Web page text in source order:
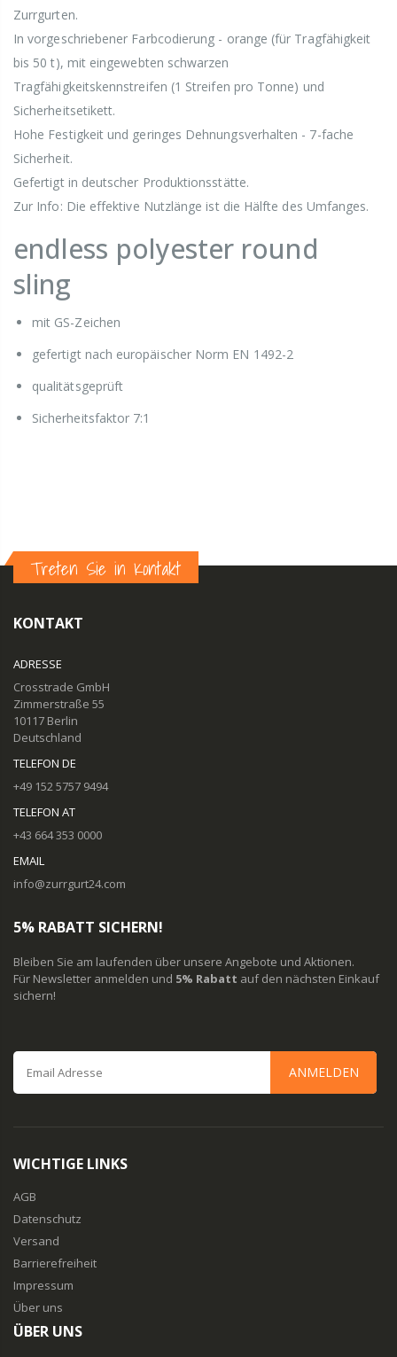
Zurrgurten.
In vorgeschriebener Farbcodierung - orange (für Tragfähigkeit
bis 50 t), mit eingewebten schwarzen
Tragfähigkeitskennstreifen (1 Streifen pro Tonne) und
Sicherheitsetikett.
Hohe Festigkeit und geringes Dehnungsverhalten - 7-fache
Sicherheit.
Gefertigt in deutscher Produktionsstätte.
Zur Info: Die effektive Nutzlänge ist die Hälfte des Umfanges.
endless polyester round
sling
mit GS-Zeichen
gefertigt nach europäischer Norm EN 1492-2
qualitätsgeprüft
Sicherheitsfaktor 7:1
Treten Sie in Kontakt
KONTAKT
ADRESSE
Crosstrade GmbH
Zimmerstraße 55
10117 Berlin
Deutschland
TELEFON DE
+49 152 5757 9494
TELEFON AT
+43 664 353 0000
EMAIL
info@zurrgurt24.com
5% RABATT SICHERN!
Bleiben Sie am laufenden über unsere Angebote und Aktionen.
Für Newsletter anmelden und 5% Rabatt auf den nächsten Einkauf
sichern!
ANMELDEN
WICHTIGE LINKS
AGB
Datenschutz
Versand
Barrierefreiheit
Impressum
Über uns
ÜBER UNS